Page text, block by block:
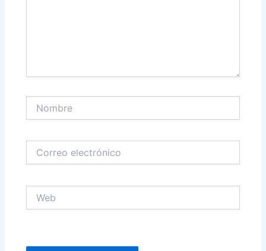
electrónico